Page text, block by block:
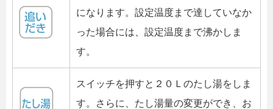
になります。設定温度まで達していなか
った場合には、設定温度まで沸かしま
す。
スイッチを押すと２０Ｌのたし湯をしま
す。さらに、たし湯量の変更ができ、お